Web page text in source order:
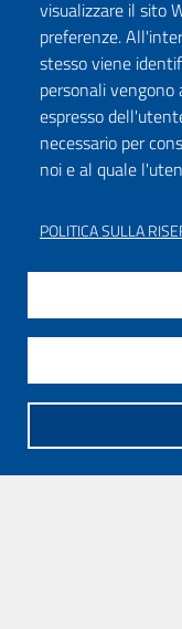
visualizzare il sito
preferenze.
stesso viene
personali vengono
espresso
necessario per
noi e al quale
POLITICA SULLA